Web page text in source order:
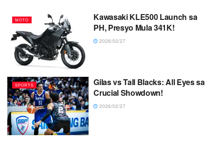
MOTO
Kawasaki KLE500 Launch sa
PH, Presyo Mula 341K!
2026/02/27
SPORTS
Gilas vs Tall Blacks: All Eyes sa
Crucial Showdown!
2026/02/27